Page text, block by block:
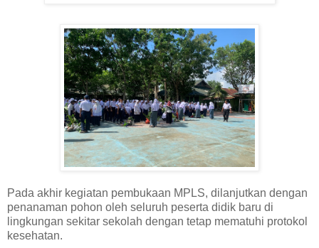
Pada akhir kegiatan pembukaan MPLS, dilanjutkan dengan
penanaman pohon oleh seluruh peserta didik baru di
lingkungan sekitar sekolah dengan tetap mematuhi protokol
kesehatan.